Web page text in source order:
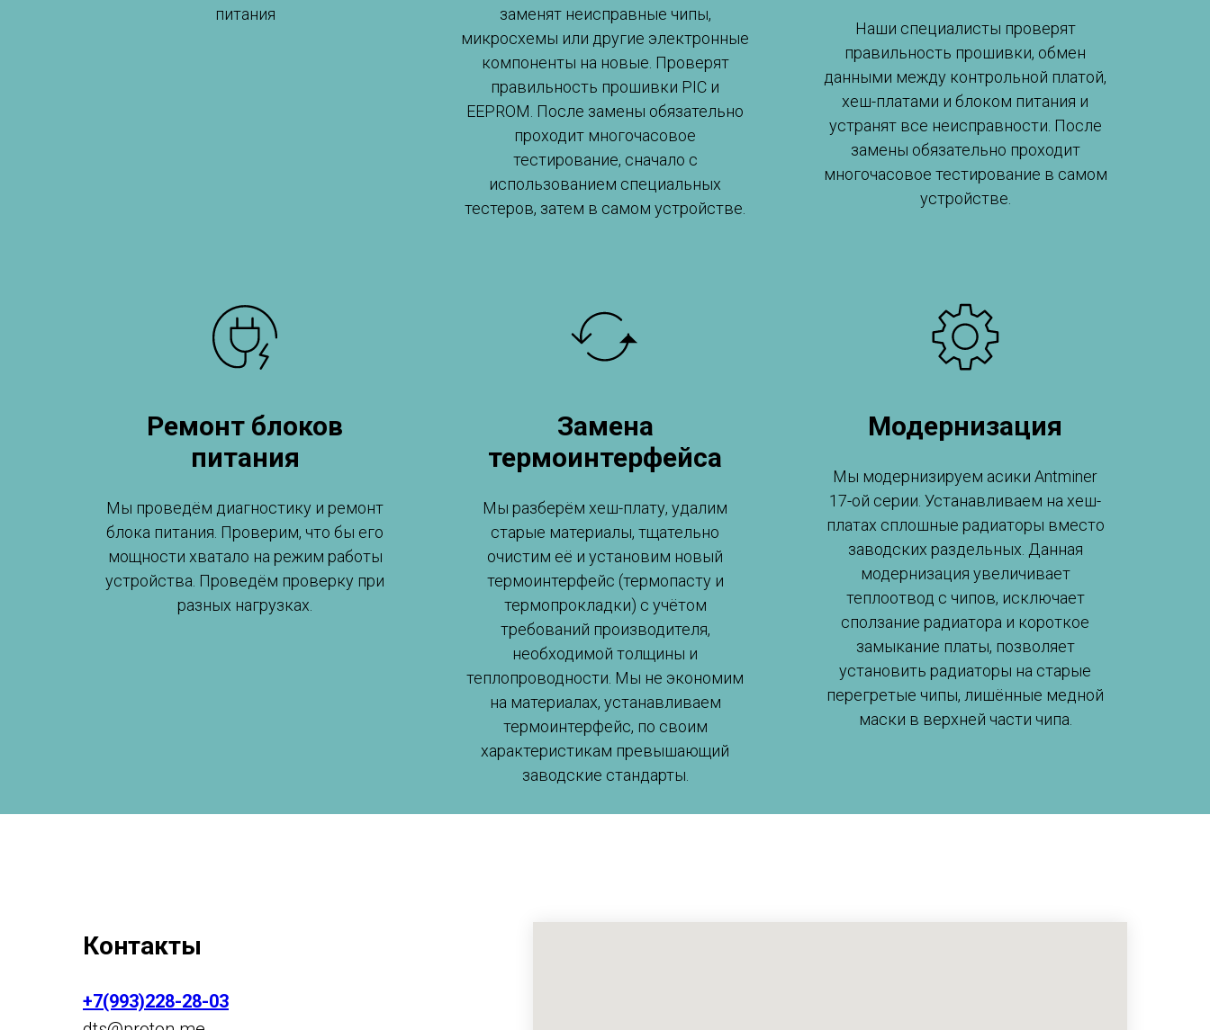
питания
заменят неисправные чипы,
микросхемы или другие электронные
компоненты на новые. Проверят
правильность прошивки PIC и
EEPROM. После замены обязательно
проходит многочасовое
тестирование, сначало с
использованием специальных
тестеров, затем в самом устройстве.
Наши специалисты проверят
правильность прошивки, обмен
данными между контрольной платой,
хеш-платами и блоком питания и
устранят все неисправности. После
замены обязательно проходит
многочасовое тестирование в самом
устройстве.
Ремонт блоков
питания
Мы проведём диагностику и ремонт
блока питания. Проверим, что бы его
мощности хватало на режим работы
устройства. Проведём проверку при
разных нагрузках.
Замена
термоинтерфейса
Мы разберём хеш-плату, удалим
старые материалы, тщательно
очистим её и установим новый
термоинтерфейс (термопасту и
термопрокладки) с учётом
требований производителя,
необходимой толщины и
теплопроводности. Мы не экономим
на материалах, устанавливаем
термоинтерфейс, по своим
характеристикам превышающий
заводские стандарты.
Модернизация
Мы модернизируем асики Antminer
17-ой серии. Устанавливаем на хеш-
платах сплошные радиаторы вместо
заводских раздельных. Данная
модернизация увеличивает
теплоотвод с чипов, исключает
сползание радиатора и короткое
замыкание платы, позволяет
установить радиаторы на старые
перегретые чипы, лишённые медной
маски в верхней части чипа.
Контакты
+7(993)228-28-03